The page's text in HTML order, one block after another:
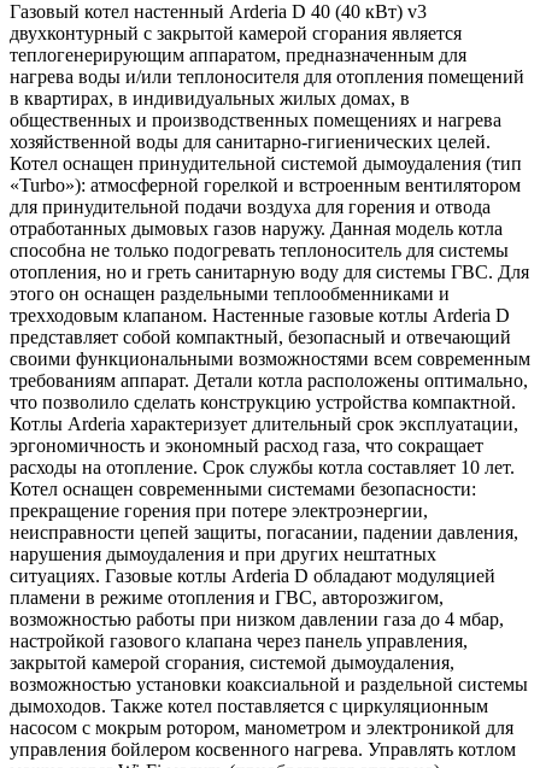
Газовый котел настенный Arderia D 40 (40 кВт) v3
двухконтурный с закрытой камерой сгорания является
теплогенерирующим аппаратом, предназначенным для
нагрева воды и/или теплоносителя для отопления помещений
в квартирах, в индивидуальных жилых домах, в
общественных и производственных помещениях и нагрева
хозяйственной воды для санитарно-гигиенических целей.
Котел оснащен принудительной системой дымоудаления (тип
«Turbo»): атмосферной горелкой и встроенным вентилятором
для принудительной подачи воздуха для горения и отвода
отработанных дымовых газов наружу. Данная модель котла
способна не только подогревать теплоноситель для системы
отопления, но и греть санитарную воду для системы ГВС. Для
этого он оснащен раздельными теплообменниками и
трехходовым клапаном. Настенные газовые котлы Arderia D
представляет собой компактный, безопасный и отвечающий
своими функциональными возможностями всем современным
требованиям аппарат. Детали котла расположены оптимально,
что позволило сделать конструкцию устройства компактной.
Котлы Arderia характеризует длительный срок эксплуатации,
эргономичность и экономный расход газа, что сокращает
расходы на отопление. Срок службы котла составляет 10 лет.
Котел оснащен современными системами безопасности:
прекращение горения при потере электроэнергии,
неисправности цепей защиты, погасании, падении давления,
нарушения дымоудаления и при других нештатных
ситуациях. Газовые котлы Arderia D обладают модуляцией
пламени в режиме отопления и ГВС, авторозжигом,
возможностью работы при низком давлении газа до 4 мбар,
настройкой газового клапана через панель управления,
закрытой камерой сгорания, системой дымоудаления,
возможностью установки коаксиальной и раздельной системы
дымоходов. Также котел поставляется с циркуляционным
насосом с мокрым ротором, манометром и электроникой для
управления бойлером косвенного нагрева. Управлять котлом